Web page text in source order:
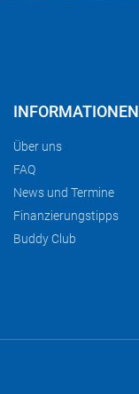
INFORMATIONEN
Über uns
FAQ
News und Termine
Finanzierungstipps
Buddy Club